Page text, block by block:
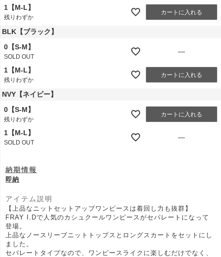
1【M-L】
残りわずか
カートに入れる
BLK【ブラック】
0【S-M】
SOLD OUT
—
1【M-L】
残りわずか
カートに入れる
NVY【ネイビー】
0【S-M】
残りわずか
カートに入れる
1【M-L】
SOLD OUT
—
納期情報
即納
アイテム説明
【上品なニットセットアップワンピースは着回し力も抜群】
FRAY I.Dで人気のカシュクールワンピースがセパレートになって
登場。
上品なノースリーブニットトップスとロングスカートをセットにし
ました。
セパレートタイプなので、ワンピースライクに楽しむだけでなく、